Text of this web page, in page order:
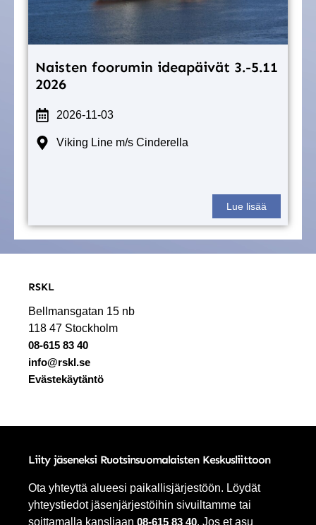
Naisten foorumin ideapäivät 3.-5.11
2026
2026-11-03
Viking Line m/s Cinderella
Lue lisää
RSKL
Bellmansgatan 15 nb
118 47 Stockholm
08-615 83 40
info@rskl.se
Evästekäytäntö
Liity jäseneksi Ruotsinsuomalaisten Keskusliittoon
Ota yhteyttä alueesi paikallisjärjestöön. Löydät
yhteystiedot jäsenjärjestöihin sivuiltamme tai
soittamalla kansliaan 08-615 83 40. Jos et asu